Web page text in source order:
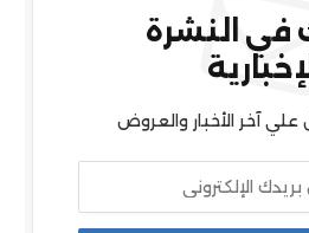
في النشرة
الإخبارية
آخر الأخبار والعروض